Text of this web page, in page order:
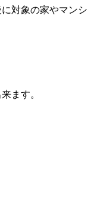
対象の家やマン
ます。